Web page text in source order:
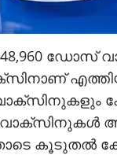
ഡോസ്
കൂടുതല്‍